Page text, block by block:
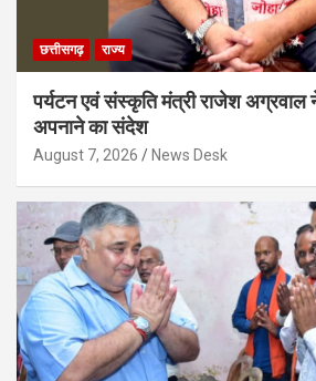
छत्तीसगढ़ राज्य
पर्यटन एवं संस्कृति मंत्री राजेश अग्रवाल
अपनाने का संदेश
August 7, 2026 News Desk